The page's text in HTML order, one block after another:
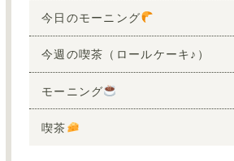
今日のモーニング
今週の喫茶（ロールケーキ♪）
モーニング
喫茶